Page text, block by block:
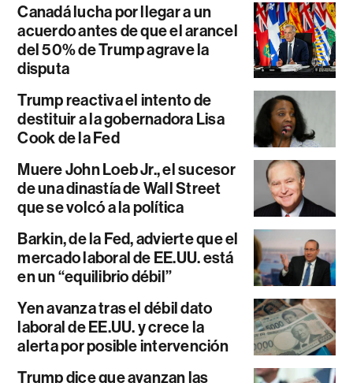
Canadá lucha por llegar a un
acuerdo antes de que el arancel
del 50% de Trump agrave la
disputa
Trump reactiva el intento de
destituir a la gobernadora Lisa
Cook de la Fed
Muere John Loeb Jr., el sucesor
de una dinastía de Wall Street
que se volcó a la política
Barkin, de la Fed, advierte que el
mercado laboral de EE.UU. está
en un “equilibrio débil”
Yen avanza tras el débil dato
laboral de EE.UU. y crece la
alerta por posible intervención
Trump dice que avanzan las